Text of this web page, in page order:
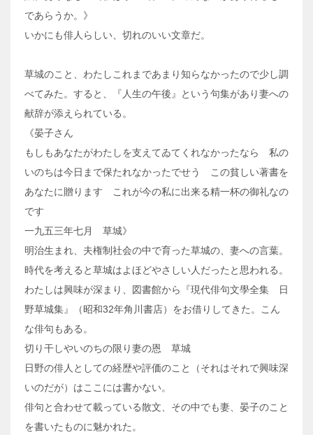
であらうか。》
いかにも俳人らしい、切れのいい文章だ。
草城のこと、わたしこれまであまり知らなかったので少し調
べてみた。すると、『人生の午後』という句集があり妻への
献辞が添えられている。
《晏子さん
もしもあなたがわたしを支えてゐてくれなかったなら 私の
いのちは今日まで保たれなかったでせう この貧しい著書を
あなたに贈ります これが今の私に出来る精一杯の御礼なの
です
一九五三年七月 草城》
明治生まれ、夫権制社会の中で育った草城の、妻への言葉。
時代を考えると草城はよほどやさしい人だったと思われる。
わたしは興味が深まり、図書館から『現代俳句文學全集 日
野草城集』（昭和32年角川書店）をお借りしてきた。こん
な俳句もある。
切り干しやいのちの限り妻の恩 草城
日野の俳人としての経歴や評価のこと（それはそれで興味深
いのだが）はここには書かない。
俳句と合わせて載っている散文、その中でも妻、晏子のこと
を書いたものに魅かれた。